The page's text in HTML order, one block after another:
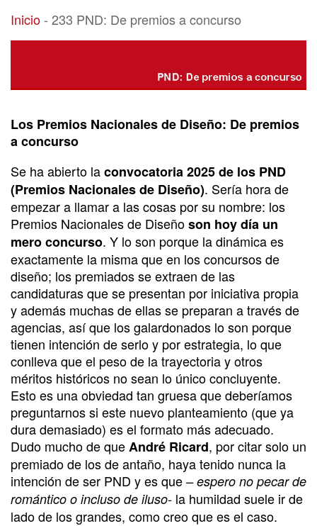
233 PND: De premios a concurso
Inicio- 233 PND: De premios a concurso
Los Premios Nacionales de Diseño: De premios
a concurso
Se ha abierto laconvocatoria 2025 de los PND
(Premios Nacionales de Diseño). Sería hora de
empezar a llamar a las cosas por su nombre: los
Premios Nacionales de Diseñoson hoy día un
mero concurso. Y lo son porque la dinámica es
exactamente la misma que en los concursos de
diseño; los premiados se extraen de las
candidaturas que se presentan por iniciativa propia
y además muchas de ellas se preparan a través de
agencias, así que los galardonados lo son porque
tienen intención de serlo y por estrategia, lo que
conlleva que el peso de la trayectoria y otros
méritos históricos no sean lo único concluyente.
Esto es una obviedad tan gruesa que deberíamos
preguntarnos si este nuevo planteamiento (que ya
dura demasiado) es el formato más adecuado.
Dudo mucho de queAndré Ricard, por citar solo un
premiado de los de antaño, haya tenido nunca la
intención de ser PND y es que – espero no pecar de
romántico o incluso de iluso- la humildad suele ir de
lado de los grandes, como creo que es el caso.